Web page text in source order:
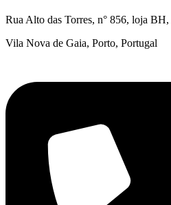
Rua Alto das Torres, n° 856, loja BH,
Vila Nova de Gaia, Porto, Portugal